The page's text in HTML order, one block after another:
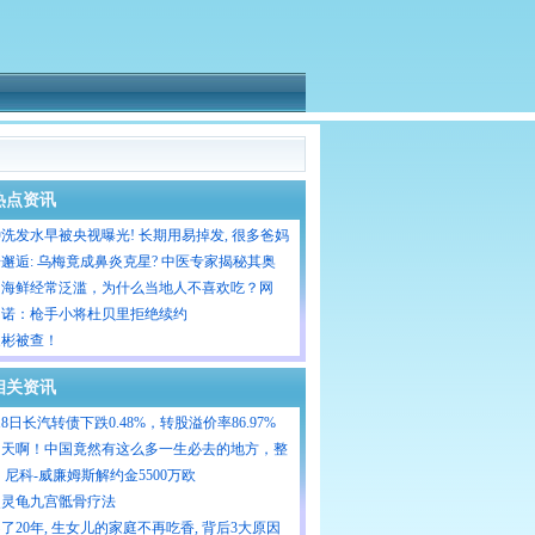
点资讯
发水早被央视曝光! 长期用易掉发, 很多爸妈
娃用
逅: 乌梅竟成鼻炎克星? 中医专家揭秘其奥
鲜经常泛滥，为什么当地人不喜欢吃？网
算免费也不吃
：枪手小将杜贝里拒绝续约
被查！
关资讯
日长汽转债下跌0.48%，转股溢价率86.97%
啊！中国竟然有这么多一生必去的地方，整
尼科-威廉姆斯解约金5500万欧
龟九宫骶骨疗法
20年, 生女儿的家庭不再吃香, 背后3大原因